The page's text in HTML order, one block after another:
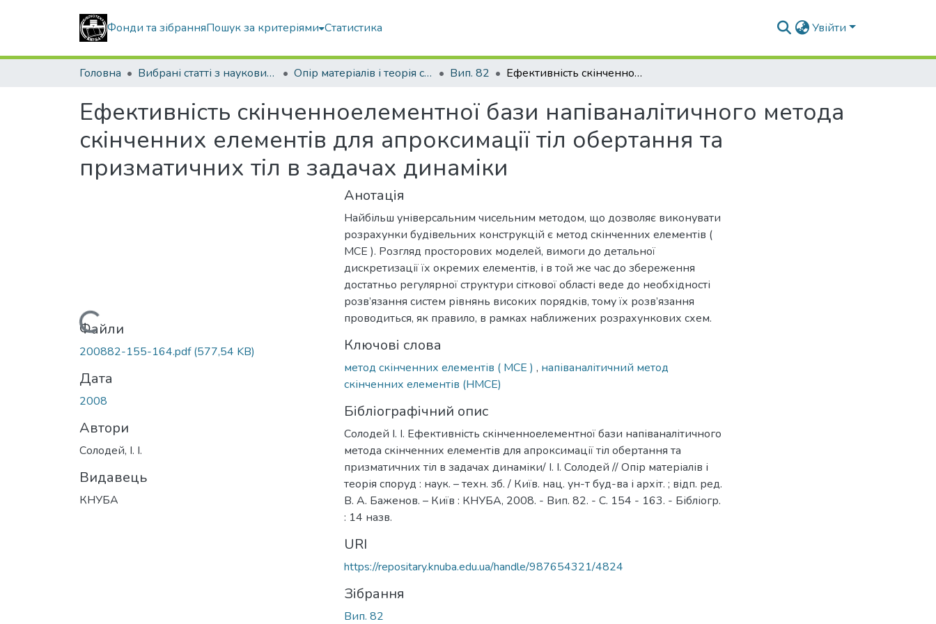
Фонди та зібранняПошук за критеріями Статистика Увійти
Головна Вибрані статті з наукових збірників КНУБА Опір матеріалів і теорія споруд Вип. 82 Ефективність скінченноелементної бази напіваналітичного метода скінченних елементів для апроксимації тіл обертання та призматичних тіл в задачах динаміки
Ефективність скінченноелементної бази напіваналітичного метода
скінченних елементів для апроксимації тіл обертання та
призматичних тіл в задачах динаміки
Вантажиться...
Файли
200882-155-164.pdf(577,54 KB)
Дата
2008
Автори
Солодей, І. І.
Видавець
КНУБА
Анотація
Найбільш універсальним чисельним методом, що дозволяє виконувати
розрахунки будівельних конструкцій є метод скінченних елементів (
МСЕ ). Розгляд просторових моделей, вимоги до детальної
дискретизації їх окремих елементів, і в той же час до збереження
достатньо регулярної структури сіткової області веде до необхідності
розв’язання систем рівнянь високих порядків, тому їх розв’язання
проводиться, як правило, в рамках наближених розрахункових схем.
Ключові слова
метод скінченних елементів ( МСЕ ) , напіваналітичний метод
скінченних елементів (НМСЕ)
Бібліографічний опис
Солодей І. І. Ефективність скінченноелементної бази напіваналітичного
метода скінченних елементів для апроксимації тіл обертання та
призматичних тіл в задачах динаміки/ І. І. Солодей // Опір матеріалів і
теорія споруд : наук. – техн. зб. / Київ. нац. ун-т буд-ва і архіт. ; відп. ред.
В. А. Баженов. – Київ : КНУБА, 2008. - Вип. 82. - С. 154 - 163. - Бібліогр.
: 14 назв.
URI
https://repositary.knuba.edu.ua/handle/987654321/4824
Зібрання
Вип. 82